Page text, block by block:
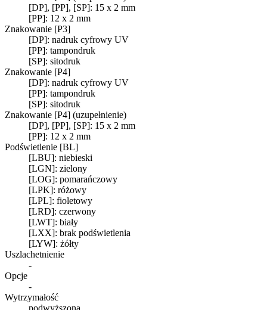
[DP], [PP], [SP]: 15 x 2 mm
[PP]: 12 x 2 mm
Znakowanie [P3]
[DP]: nadruk cyfrowy UV
[PP]: tampondruk
[SP]: sitodruk
Znakowanie [P4]
[DP]: nadruk cyfrowy UV
[PP]: tampondruk
[SP]: sitodruk
Znakowanie [P4] (uzupełnienie)
[DP], [PP], [SP]: 15 x 2 mm
[PP]: 12 x 2 mm
Podświetlenie [BL]
[LBU]: niebieski
[LGN]: zielony
[LOG]: pomarańczowy
[LPK]: różowy
[LPL]: fioletowy
[LRD]: czerwony
[LWT]: biały
[LXX]: brak podświetlenia
[LYW]: żółty
Uszlachetnienie
-
Opcje
-
Wytrzymałość